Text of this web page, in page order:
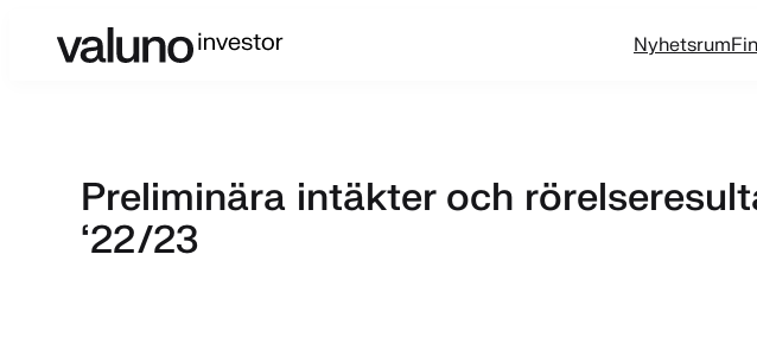
Nyhetsrum
Preliminära intäkter och
‘22/23